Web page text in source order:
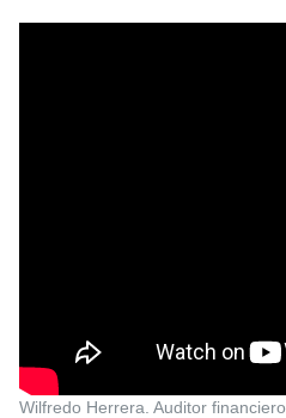
Wilfredo Herrera. Auditor financiero